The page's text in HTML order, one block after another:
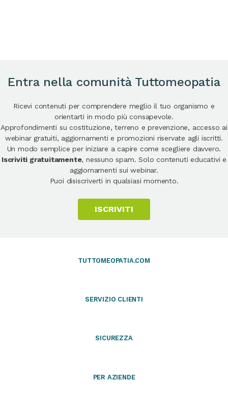
Entra nella comunità Tuttomeopatia
Ricevi contenuti per comprendere meglio il tuo organismo e
orientarti in modo più consapevole.
Approfondimenti su costituzione, terreno e prevenzione, accesso ai
webinar gratuiti, aggiornamenti e promozioni riservate agli iscritti.
Un modo semplice per iniziare a capire come scegliere davvero.
Iscriviti gratuitamente, nessuno spam. Solo contenuti educativi e
aggiornamenti sui webinar.
Puoi disiscriverti in qualsiasi momento.
ISCRIVITI
TUTTOMEOPATIA.COM
SERVIZIO CLIENTI
SICUREZZA
PER AZIENDE